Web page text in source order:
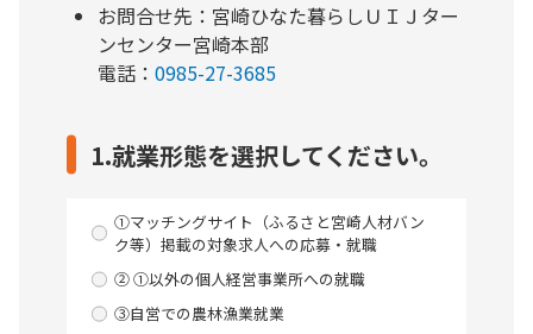
お問合せ先：宮崎ひなた暮らしＵＩＪター
ンセンター宮崎本部
電話： 0985-27-3685
1.就業形態を選択してください。
①マッチングサイト（ふるさと宮崎人材バン
ク等）掲載の対象求人への応募・就職
② ①以外の個人経営事業所への就職
③自営での農林漁業就業